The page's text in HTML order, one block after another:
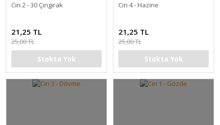
Cin 2 - 30 Çıngırak
21,25 TL
25,00 TL
Stokta Yok
Cin 4 - Hazine
21,25 TL
25,00 TL
Stokta Yok